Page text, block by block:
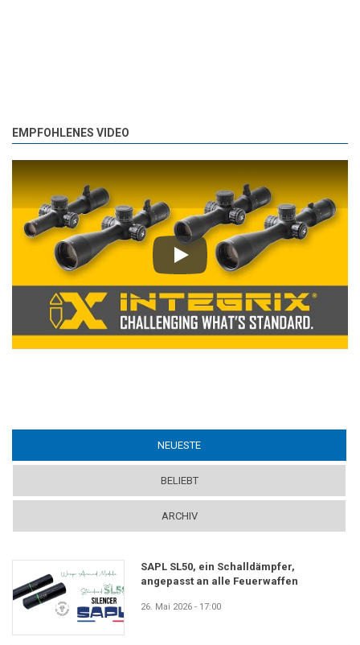
EMPFOHLENES VIDEO
Play
NEUESTE
BELIEBT
ARCHIV
SAPL SL50, ein Schalldämpfer,
angepasst an alle Feuerwaffen
26. Mai 2026 - 17:00